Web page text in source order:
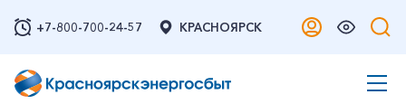
+7-800-700-24-57 КРАСНОЯРСК